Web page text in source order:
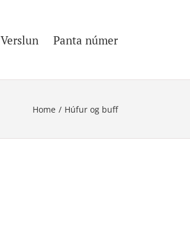
Verslun Panta númer
Home / Húfur og buff